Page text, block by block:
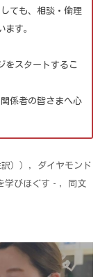
ても、相談・倫理
す。
をスタートするこ
係者の皆さまへ心
）），ダイヤモンド
学びほぐす‐，同文